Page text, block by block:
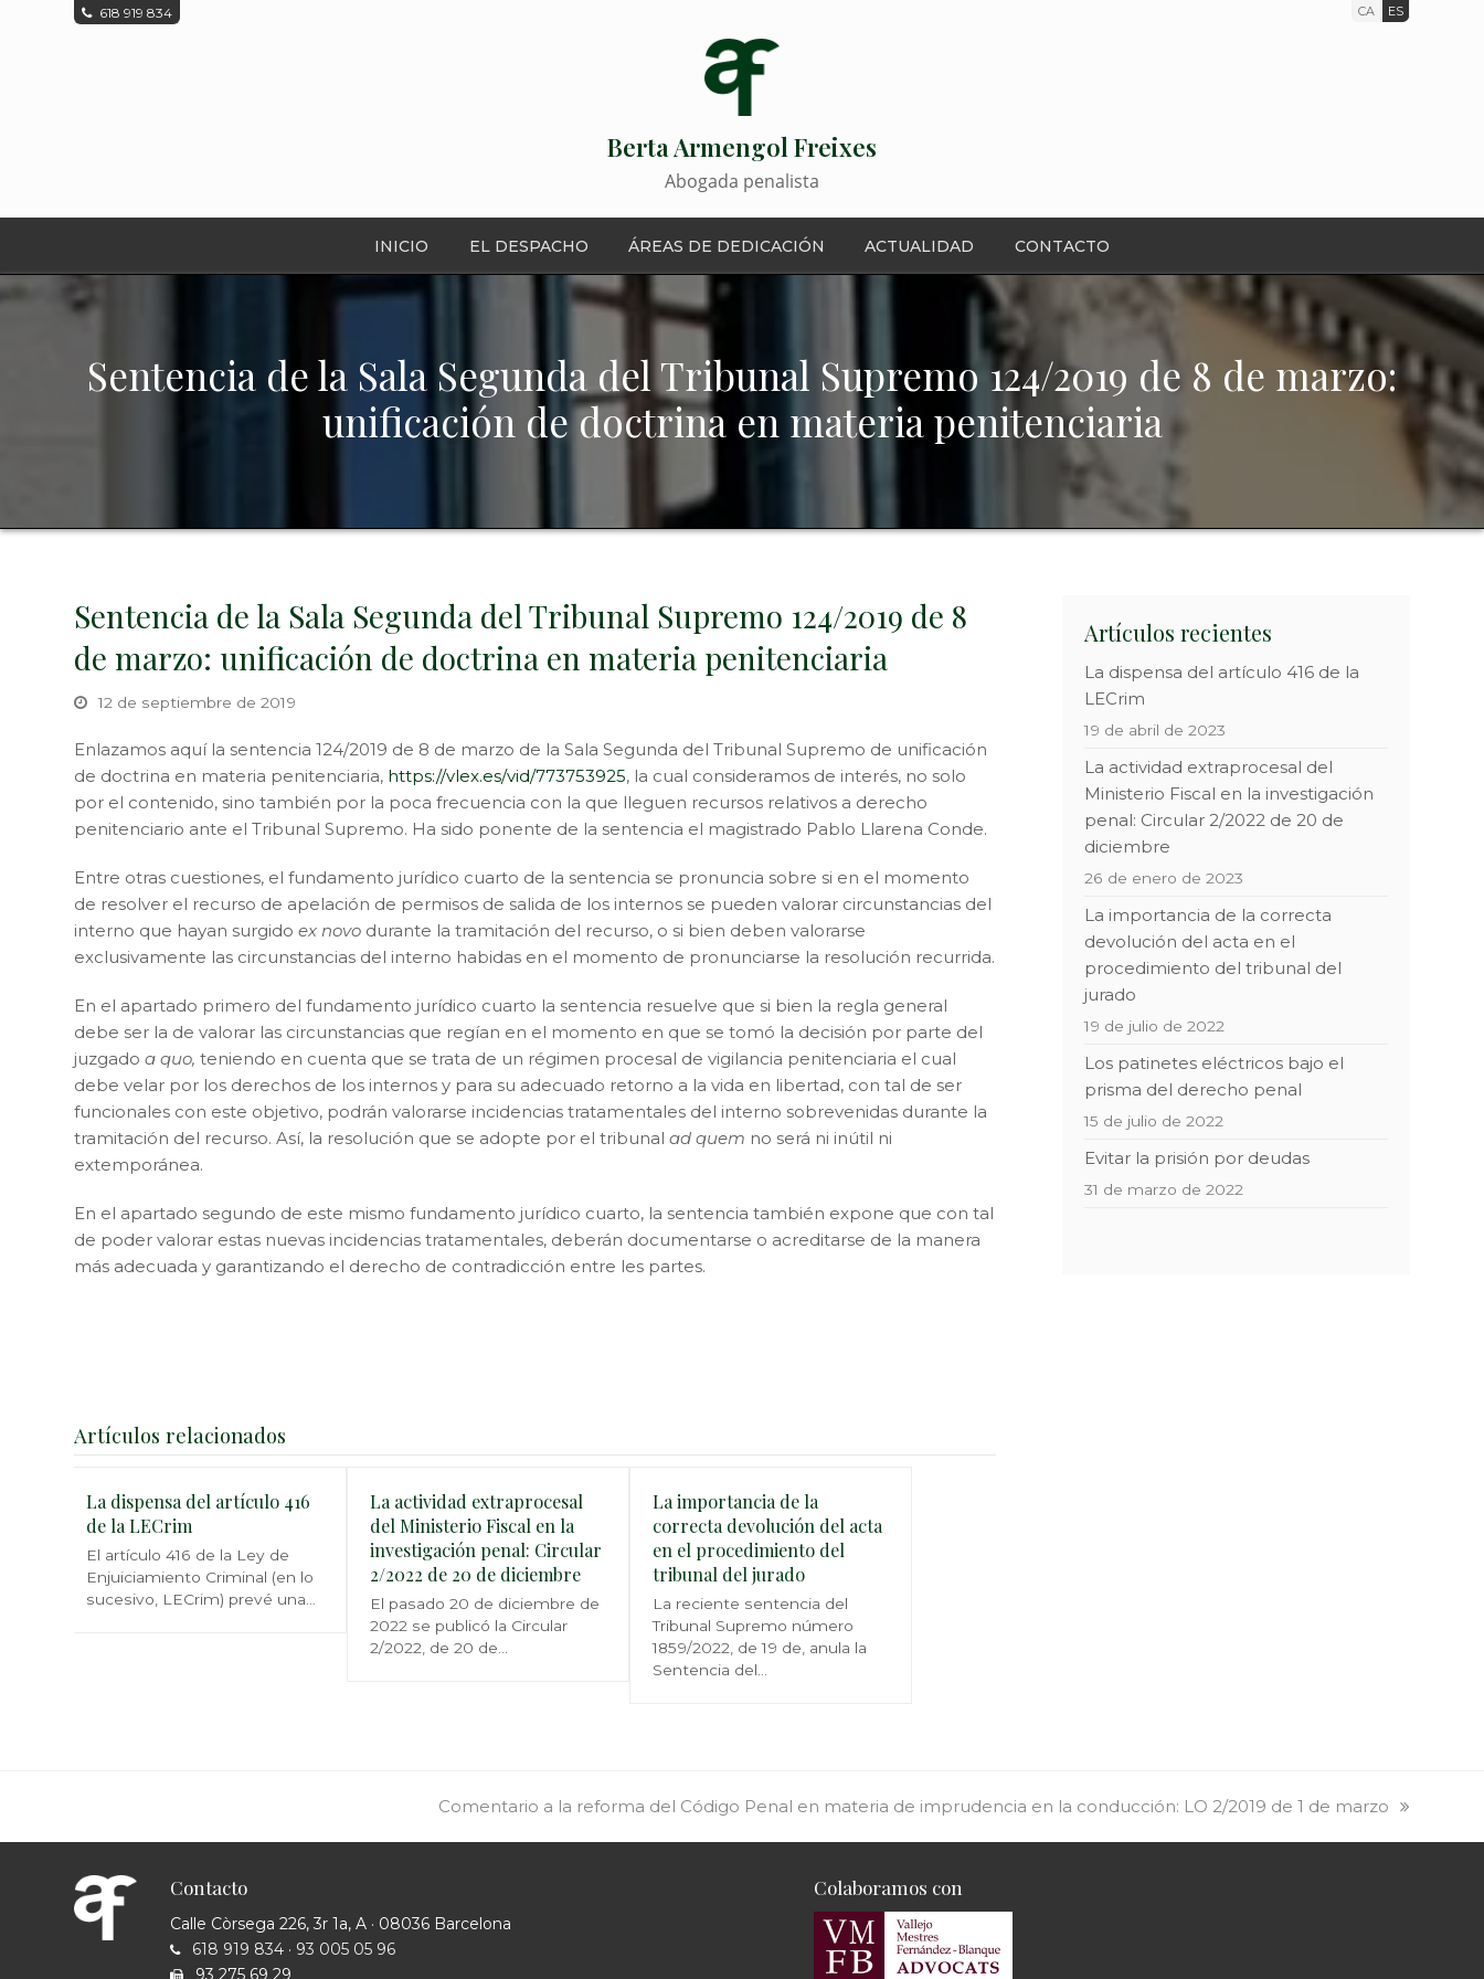
618 919 834 CA ES
Berta Armengol Freixes
Abogada penalista
INICIO EL DESPACHO ÁREAS DE DEDICACIÓN ACTUALIDAD CONTACTO
Sentencia de la Sala Segunda del Tribunal Supremo 124/2019 de 8 de marzo:
unificación de doctrina en materia penitenciaria
Sentencia de la Sala Segunda del Tribunal Supremo 124/2019 de 8
de marzo: unificación de doctrina en materia penitenciaria
12 de septiembre de 2019
Enlazamos aquí la sentencia 124/2019 de 8 de marzo de la Sala Segunda del Tribunal Supremo de unificación
de doctrina en materia penitenciaria, https://vlex.es/vid/773753925, la cual consideramos de interés, no solo
por el contenido, sino también por la poca frecuencia con la que lleguen recursos relativos a derecho
penitenciario ante el Tribunal Supremo. Ha sido ponente de la sentencia el magistrado Pablo Llarena Conde.
Entre otras cuestiones, el fundamento jurídico cuarto de la sentencia se pronuncia sobre si en el momento
de resolver el recurso de apelación de permisos de salida de los internos se pueden valorar circunstancias del
interno que hayan surgidoex novo durante la tramitación del recurso, o si bien deben valorarse
exclusivamente las circunstancias del interno habidas en el momento de pronunciarse la resolución recurrida.
En el apartado primero del fundamento jurídico cuarto la sentencia resuelve que si bien la regla general
debe ser la de valorar las circunstancias que regían en el momento en que se tomó la decisión por parte del
juzgadoa quo,teniendo en cuenta que se trata de un régimen procesal de vigilancia penitenciaria el cual
debe velar por los derechos de los internos y para su adecuado retorno a la vida en libertad, con tal de ser
funcionales con este objetivo, podrán valorarse incidencias tratamentales del interno sobrevenidas durante la
tramitación del recurso. Así, la resolución que se adopte por el tribunalad quem no será ni inútil ni
extemporánea.
En el apartado segundo de este mismo fundamento jurídico cuarto, la sentencia también expone que con tal
de poder valorar estas nuevas incidencias tratamentales, deberán documentarse o acreditarse de la manera
más adecuada y garantizando el derecho de contradicción entre les partes.
Artículos relacionados
La dispensa del artículo 416
de la LECrim
El artículo 416 de la Ley de
Enjuiciamiento Criminal (en lo
sucesivo, LECrim) prevé una…
La actividad extraprocesal
del Ministerio Fiscal en la
investigación penal: Circular
2/2022 de 20 de diciembre
El pasado 20 de diciembre de
2022 se publicó la Circular
2/2022, de 20 de…
La importancia de la
correcta devolución del acta
en el procedimiento del
tribunal del jurado
La reciente sentencia del
Tribunal Supremo número
1859/2022, de 19 de, anula la
Sentencia del…
Artículos recientes
La dispensa del artículo 416 de la
LECrim
19 de abril de 2023
La actividad extraprocesal del
Ministerio Fiscal en la investigación
penal: Circular 2/2022 de 20 de
diciembre
26 de enero de 2023
La importancia de la correcta
devolución del acta en el
procedimiento del tribunal del
jurado
19 de julio de 2022
Los patinetes eléctricos bajo el
prisma del derecho penal
15 de julio de 2022
Evitar la prisión por deudas
31 de marzo de 2022
next
Comentario a la reforma del Código Penal en materia de imprudencia en la conducción: LO 2/2019 de 1 de marzo
Contacto
Calle Còrsega 226, 3r 1a, A · 08036 Barcelona
618 919 834· 93 005 05 96
93 275 69 29
Colaboramos con